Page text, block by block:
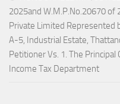
2025and W.M.P.No.20670
Private Limited Represented
A-5, Industrial Estate,
Petitioner Vs. 1. The
Income Tax Department